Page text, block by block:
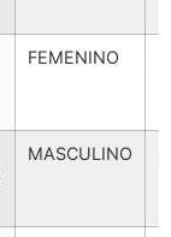
FEMENINO
MASCULINO